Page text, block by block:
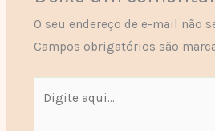
O seu endereço de e-mail não
Campos obrigatórios são
aqui...